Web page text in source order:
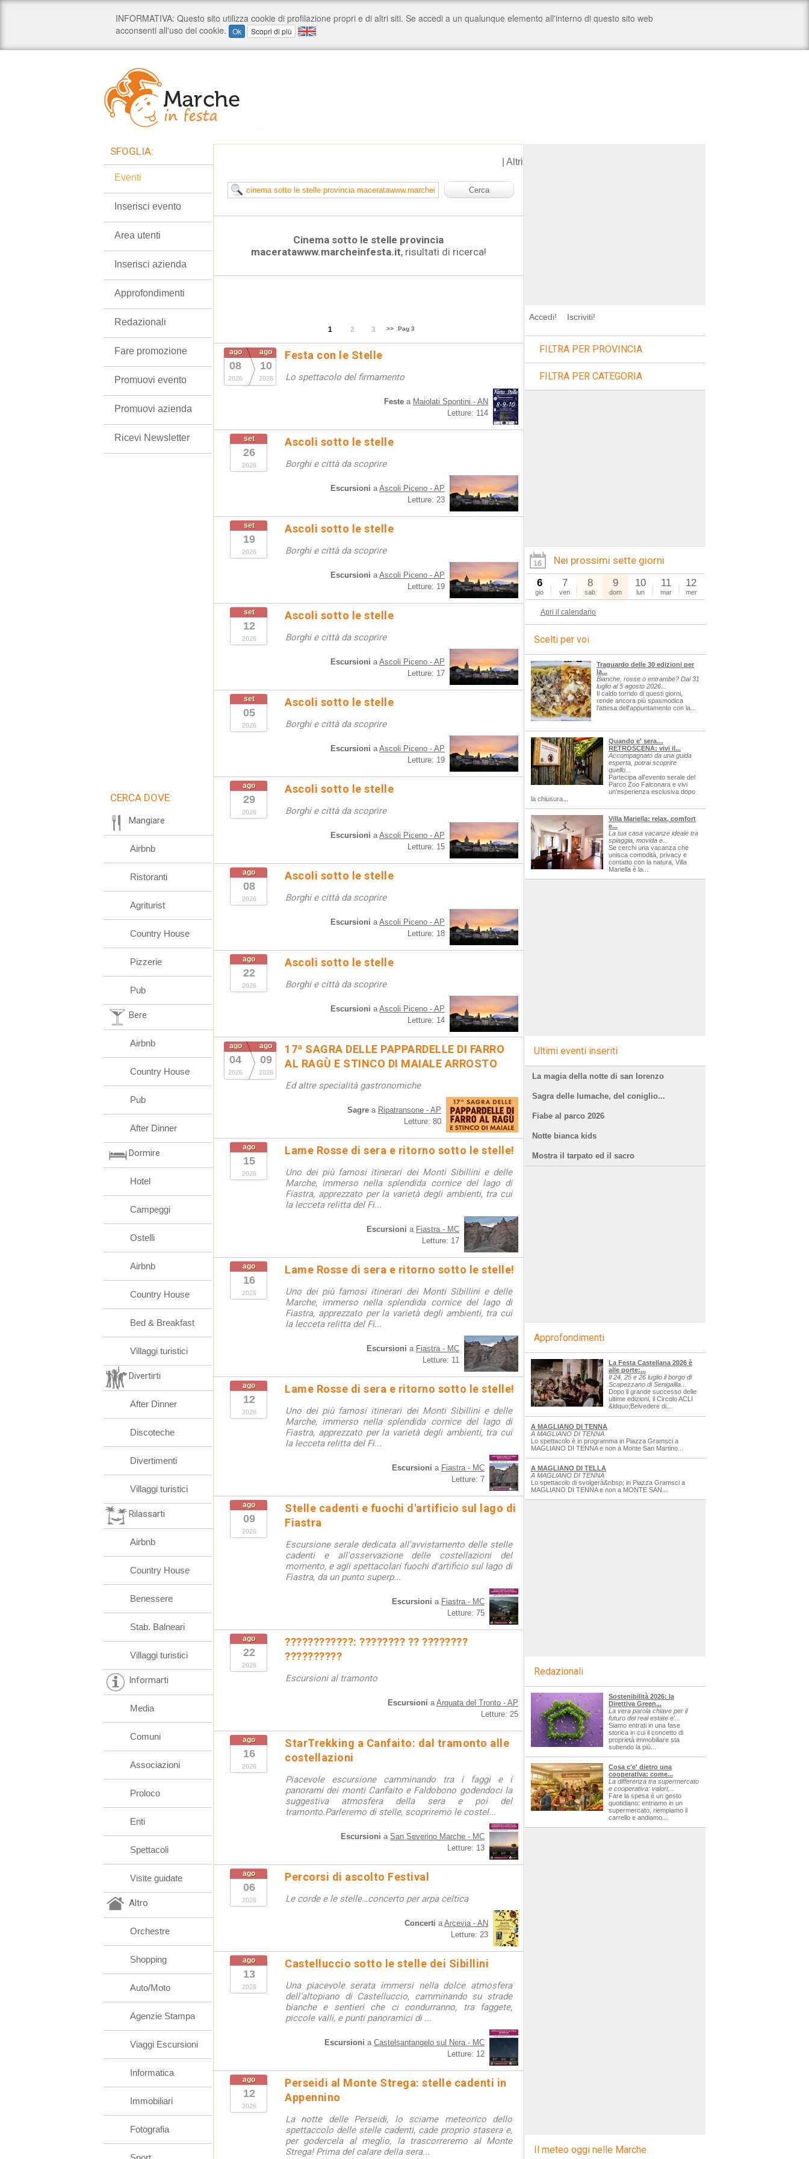
Altri
Cinema sotto le stelle provincia
maceratawww.marcheinfesta.it, risultati di ricerca!
1 2 3 >> Pag 3
ago
08
2026
ago
10
2026
Festa con le Stelle
Lo spettacolo del firmamento
Feste a Maiolati Spontini - AN
Letture: 114
set
26
2026
Ascoli sotto le stelle
Borghi e città da scoprire
Escursioni aAscoli Piceno - AP
Letture: 23
set
19
2026
Ascoli sotto le stelle
Borghi e città da scoprire
Escursioni aAscoli Piceno - AP
Letture: 19
set
12
2026
Ascoli sotto le stelle
Borghi e città da scoprire
Escursioni aAscoli Piceno - AP
Letture: 17
set
05
2026
Ascoli sotto le stelle
Borghi e città da scoprire
Escursioni aAscoli Piceno - AP
Letture: 19
ago
29
2026
Ascoli sotto le stelle
Borghi e città da scoprire
Escursioni aAscoli Piceno - AP
Letture: 15
ago
08
2026
Ascoli sotto le stelle
Borghi e città da scoprire
Escursioni aAscoli Piceno - AP
Letture: 18
ago
22
2026
Ascoli sotto le stelle
Borghi e città da scoprire
Escursioni aAscoli Piceno - AP
Letture: 14
ago
04
2026
ago
09
2026
17ª SAGRA DELLE PAPPARDELLE DI FARRO
AL RAGÙ E STINCO DI MAIALE ARROSTO
Ed altre specialità gastronomiche
Sagre a Ripatransone - AP
Letture: 80
ago
15
2026
Lame Rosse di sera e ritorno sotto le stelle!
Uno dei più famosi itinerari dei Monti Sibillini e delle
Marche, immerso nella splendida cornice del lago di
Fiastra, apprezzato per la varietà degli ambienti, tra cui
la lecceta relitta del Fi...
Escursioni a Fiastra - MC
Letture: 17
ago
16
2026
Lame Rosse di sera e ritorno sotto le stelle!
Uno dei più famosi itinerari dei Monti Sibillini e delle
Marche, immerso nella splendida cornice del lago di
Fiastra, apprezzato per la varietà degli ambienti, tra cui
la lecceta relitta del Fi...
Escursioni a Fiastra - MC
Letture: 11
ago
12
2026
Lame Rosse di sera e ritorno sotto le stelle!
Uno dei più famosi itinerari dei Monti Sibillini e delle
Marche, immerso nella splendida cornice del lago di
Fiastra, apprezzato per la varietà degli ambienti, tra cui
la lecceta relitta del Fi...
Escursioni a Fiastra - MC
Letture: 7
ago
09
2026
Stelle cadenti e fuochi d'artificio sul lago di
Fiastra
Escursione serale dedicata all'avvistamento delle stelle
cadenti e all'osservazione delle costellazioni del
momento, e agli spettacolari fuochi d'artificio sul lago di
Fiastra, da un punto superp...
Escursioni a Fiastra - MC
Letture: 75
ago
22
2026
????????????: ???????? ?? ????????
??????????
Escursioni al tramonto
Escursioni aArquata del Tronto - AP
Letture: 25
ago
16
2026
StarTrekking a Canfaito: dal tramonto alle
costellazioni
Piacevole escursione camminando tra i faggi e i
panorami dei monti Canfaito e Faldobono godendoci la
suggestiva atmosfera della sera e poi del
tramonto.Parleremo di stelle, scopriremo le costel...
Escursioni a San Severino Marche - MC
Letture: 13
ago
06
2026
Percorsi di ascolto Festival
Le corde e le stelle…concerto per arpa celtica
Concerti aArcevia - AN
Letture: 23
ago
13
2026
Castelluccio sotto le stelle dei Sibillini
Una piacevole serata immersi nella dolce atmosfera
dell’altopiano di Castelluccio, camminando su strade
bianche e sentieri che ci condurranno, tra faggete,
piccole valli, e punti panoramici di ...
Escursioni a Castelsantangelo sul Nera - MC
Letture: 12
ago
12
2026
Perseidi al Monte Strega: stelle cadenti in
Appennino
La notte delle Perseidi, lo sciame meteorico dello
spettaccolo delle stelle cadenti, cade proprio stasera e,
per godercela al meglio, la trascorreremo al Monte
Strega! Prima del calare della sera...
SFOGLIA:
Eventi
Inserisci evento
Area utenti
Inserisci azienda
Approfondimenti
Redazionali
Fare promozione
Promuovi evento
Promuovi azienda
Ricevi Newsletter
CERCA DOVE:
Mangiare
Airbnb
Ristoranti
Agriturist
Country House
Pizzerie
Pub
Bere
Airbnb
Country House
Pub
After Dinner
Dormire
Hotel
Campeggi
Ostelli
Airbnb
Country House
Bed & Breakfast
Villaggi turistici
Divertirti
After Dinner
Discoteche
Divertimenti
Villaggi turistici
Rilassarti
Airbnb
Country House
Benessere
Stab. Balneari
Villaggi turistici
Informarti
Media
Comuni
Associazioni
Proloco
Enti
Spettacoli
Visite guidate
Altro
Orchestre
Shopping
Auto/Moto
Agenzie Stampa
Viaggi Escursioni
Informatica
Immobiliari
Fotografia
Accedi! Iscriviti!
FILTRA PER PROVINCIA
FILTRA PER CATEGORIA
Nei prossimi sette giorni
6
gio
7
ven
8
sab
9
dom
10
lun
11
mar
12
mer
Apri il calendario
Scelti per voi
Traguardo delle 30 edizioni per
la...
Bianche, rosse o entrambe? Dal 31
luglio al 5 agosto 2026...
Il caldo torrido di questi giorni,
rende ancora più spasmodica
l'attesa dell'appuntamento con la...
Quando e' sera…
RETROSCENA: vivi il...
Accompagnato da una guida
esperta, potrai scoprire
quello...
Partecipa all'evento serale del
Parco Zoo Falconara e vivi
un'esperienza esclusiva dopo
la chiusura...
Villa Mariella: relax, comfort
e...
La tua casa vacanze ideale tra
spiaggia, movida e...
Se cerchi una vacanza che
unisca comodità, privacy e
contatto con la natura, Villa
Mariella è la...
Ultimi eventi inseriti
La magia della notte di san lorenzo
Sagra delle lumache, del coniglio...
Fiabe al parco 2026
Notte bianca kids
Mostra il tarpato ed il sacro
Approfondimenti
La Festa Castellana 2026 è
alle porte:...
Il 24, 25 e 26 luglio il borgo di
Scapezzano di Senigallia...
Dopo il grande successo delle
ultime edizioni, il Circolo ACLI
&ldquo;Belvedere di...
A MAGLIANO DI TENNA
A MAGLIANO DI TENNA
Lo spettacolo è in programma in Piazza Gramsci a
MAGLIANO DI TENNA e non a Monte San Martino...
A MAGLIANO DI TELLA
A MAGLIANO DI TENNA
Lo spettacolo di svolgerà&nbsp; in Piazza Gramsci a
MAGLIANO DI TENNA e non a MONTE SAN...
Redazionali
Sostenibilità 2026: la
Direttiva Green...
La vera parola chiave per il
futuro del real estate e'...
Siamo entrati in una fase
storica in cui il concetto di
proprietà immobiliare sta
subendo la più...
Cosa c'e' dietro una
cooperativa: come...
La differenza tra supermercato
e cooperativa: valori,...
Fare la spesa è un gesto
quotidiano: entriamo in un
supermercato, riempiamo il
carrello e andiamo...
Il meteo oggi nelle Marche